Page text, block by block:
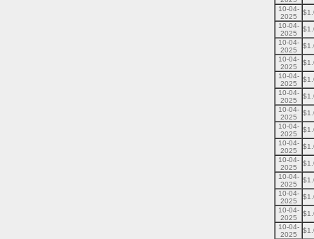
10-04-
2025
10-04-
2025
10-04-
2025
10-04-
2025
10-04-
2025
10-04-
2025
10-04-
2025
10-04-
2025
10-04-
2025
10-04-
2025
10-04-
2025
10-04-
2025
10-04-
2025
10-04-
2025